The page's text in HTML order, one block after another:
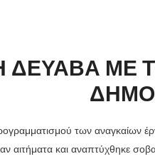
ΔΕΥΑΒΑ ΜΕ
των
αιτήματα και αναπτύχθηκε